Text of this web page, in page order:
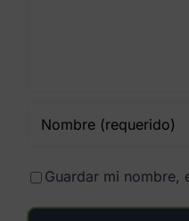
Guardar mi nombre,